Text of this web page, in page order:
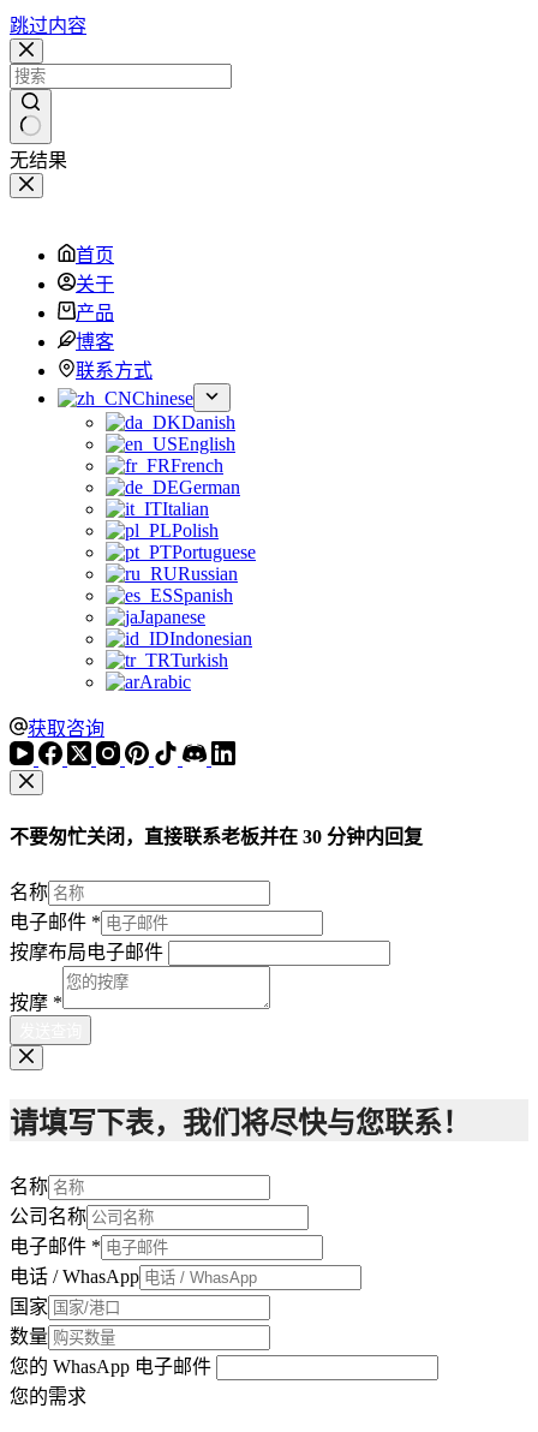
跳过内容
无结果
首页
关于
产品
博客
联系方式
Chinese
Danish
English
French
German
Italian
Polish
Portuguese
Russian
Spanish
Japanese
Indonesian
Turkish
Arabic
获取咨询
不要匆忙关闭，直接联系老板并在 30 分钟内回复
名称
电子邮件 *
按摩布局电子邮件
按摩 *
请填写下表，我们将尽快与您联系！
名称
公司名称
电子邮件 *
电话 / WhasApp
国家
数量
您的 WhasApp 电子邮件
您的需求